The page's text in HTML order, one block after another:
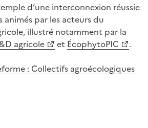
d’une interconnexion réussie
animés par les acteurs du
illustré notamment par la
agricole
et ÉcophytoPIC
.
: Collectifs agroécologiques